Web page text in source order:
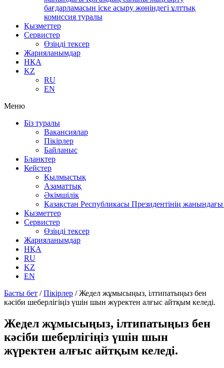
бағдарламасын іске асыру жөніндегі ұлттық
комиссия туралы
Қызметтер
Сервистер
Өзіңді тексер
Жарияланымдар
НҚА
KZ
RU
EN
Меню
Біз туралы
Вакансиялар
Пікірлер
Байланыс
Бланктер
Кейстер
Қылмыстық
Азаматтық
Әкімшілік
Қазақстан Республикасы Президентінің
Қызметтер
Сервистер
Өзіңді тексер
Жарияланымдар
НҚА
RU
KZ
EN
Басты бет /Пікірлер /Жедел жұмысыңыз, ілтипатыңыз бен
кәсіби шеберлігіңіз үшін шын жүректен алғыс айтқым келеді.
Жедел жұмысыңыз, ілтипатыңыз бен
кәсіби шеберлігіңіз үшін шын
жүректен алғыс айтқым келеді.